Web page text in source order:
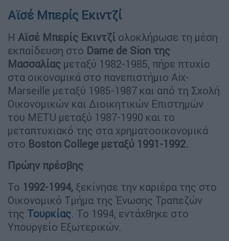
Αϊσέ Μπερίς Εκιντζί
Η Αϊσέ Μπερίς Εκιντζί ολοκλήρωσε τη μέση
εκπαίδευση στο Dame de Sion της
Μασσαλίας μεταξύ 1982-1985, πήρε πτυχίο
στα οικονομικά στο πανεπιστήμιο Aix-
Marseille μεταξύ 1985-1987 και από τη Σχολή
Οικονομικών και Διοικητικών Επιστημών
του METU μεταξύ 1987-1990 και το
μεταπτυχιακό της στα χρηματοοικονομικά
στο Boston College μεταξύ 1991-1992.
Πρώην πρέσβης
Το 1992-1994, ξεκίνησε την καριέρα της στο
Οικονομικό Τμήμα της Ένωσης Τραπεζών
της Τουρκίας. Το 1994, εντάχθηκε στο
Υπουργείο Εξωτερικών.